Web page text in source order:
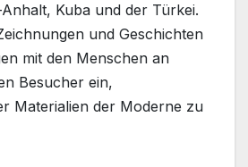
Kuba und der Türkei.
und Geschichten
mit den Menschen an
Besucher ein,
Materialien der Moderne zu